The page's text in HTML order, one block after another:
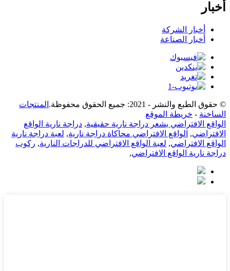
أخبار
أخبار الشركة
أخبار الصناعة
© حقوق الطبع والنشر - 2021: جميع الحقوق محفوظة.
المنتجات
الساخنة - خريطة الموقع
الواقع الافتراضي يشعر دراجة نارية حقيقية, دراجة نارية الواقع
الافتراضي, الواقع الافتراضي محاكاة دراجة نارية, لعبة دراجة نارية
الواقع الافتراضي, لعبة الواقع الافتراضي للدراجات النارية, ركوب
دراجة نارية الواقع الافتراضي,